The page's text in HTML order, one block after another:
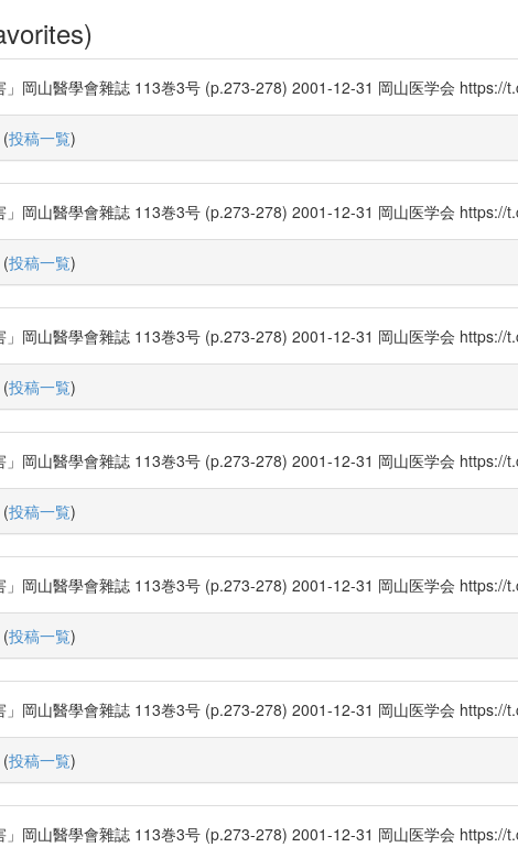
」岡山醫學會雜誌 113巻3号 (p.273-278) 2001-12-31 岡山医学会 https://
(投稿一覧)
」岡山醫學會雜誌 113巻3号 (p.273-278) 2001-12-31 岡山医学会 https://
(投稿一覧)
」岡山醫學會雜誌 113巻3号 (p.273-278) 2001-12-31 岡山医学会 https://
(投稿一覧)
」岡山醫學會雜誌 113巻3号 (p.273-278) 2001-12-31 岡山医学会 https://
(投稿一覧)
」岡山醫學會雜誌 113巻3号 (p.273-278) 2001-12-31 岡山医学会 https://
(投稿一覧)
」岡山醫學會雜誌 113巻3号 (p.273-278) 2001-12-31 岡山医学会 https://
(投稿一覧)
」岡山醫學會雜誌 113巻3号 (p.273-278) 2001-12-31 岡山医学会 https://